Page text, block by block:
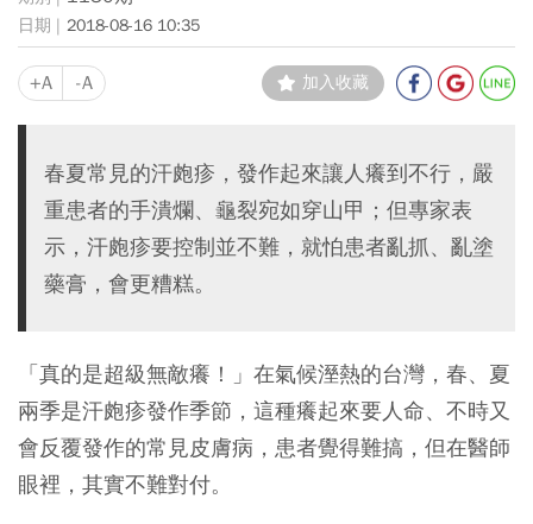
2018-08-16 10:35
+A -A 加入收藏
春夏常見的汗皰疹，發作起來讓人癢到不行，嚴
重患者的手潰爛、龜裂宛如穿山甲；但專家表
示，汗皰疹要控制並不難，就怕患者亂抓、亂塗
藥膏，會更糟糕。
「真的是超級無敵癢！」在氣候溼熱的台灣，春、夏
兩季是汗皰疹發作季節，這種癢起來要人命、不時又
會反覆發作的常見皮膚病，患者覺得難搞，但在醫師
眼裡，其實不難對付。